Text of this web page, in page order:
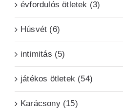
évfordulós ötletek (3)
Húsvét (6)
intimitás (5)
játékos ötletek (54)
Karácsony (15)